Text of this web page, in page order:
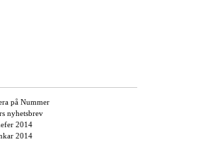
på Nummer
nyhetsbrev
2014
2014